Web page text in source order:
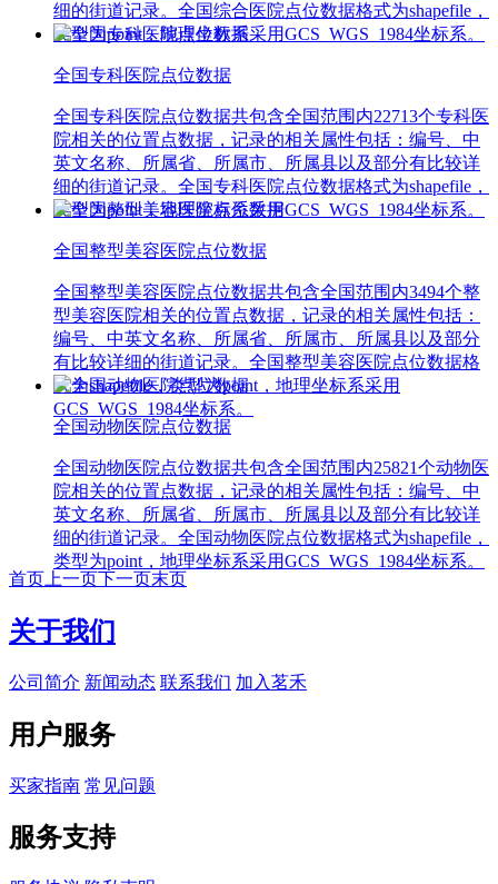
细的街道记录。全国综合医院点位数据格式为shapefile，
类型为point，地理坐标系采用GCS_WGS_1984坐标系。
全国专科医院点位数据
全国专科医院点位数据共包含全国范围内22713个专科医
院相关的位置点数据，记录的相关属性包括：编号、中
英文名称、所属省、所属市、所属县以及部分有比较详
细的街道记录。全国专科医院点位数据格式为shapefile，
类型为point，地理坐标系采用GCS_WGS_1984坐标系。
全国整型美容医院点位数据
全国整型美容医院点位数据共包含全国范围内3494个整
型美容医院相关的位置点数据，记录的相关属性包括：
编号、中英文名称、所属省、所属市、所属县以及部分
有比较详细的街道记录。全国整型美容医院点位数据格
式为shapefile，类型为point，地理坐标系采用
GCS_WGS_1984坐标系。
全国动物医院点位数据
全国动物医院点位数据共包含全国范围内25821个动物医
院相关的位置点数据，记录的相关属性包括：编号、中
英文名称、所属省、所属市、所属县以及部分有比较详
细的街道记录。全国动物医院点位数据格式为shapefile，
类型为point，地理坐标系采用GCS_WGS_1984坐标系。
首页 上一页下一页末页
关于我们
公司简介 新闻动态 联系我们 加入茗禾
用户服务
买家指南 常见问题
服务支持